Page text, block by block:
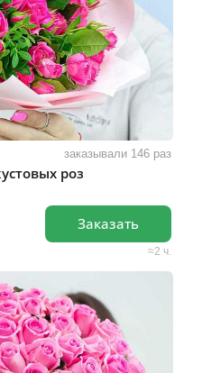
заказывали 146 раз
роз
2 ч.
Заказать